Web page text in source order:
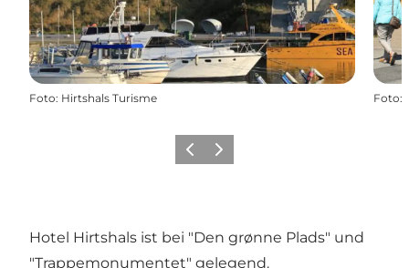
Foto: Hirtshals Turisme Foto:
ZurückWeiter
Hotel Hirtshals ist bei "Den grønne Plads" und
"Trappemonumentet" gelegend.